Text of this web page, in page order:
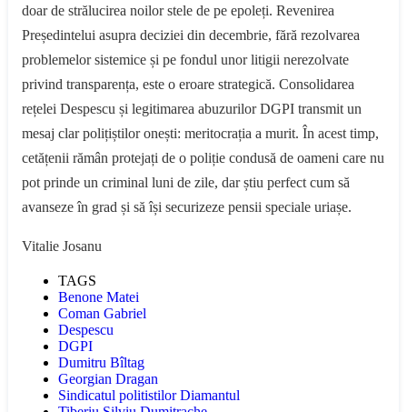
doar de strălucirea noilor stele de pe epoleți. Revenirea
Președintelui asupra deciziei din decembrie, fără rezolvarea
problemelor sistemice și pe fondul unor litigii nerezolvate
privind transparența, este o eroare strategică. Consolidarea
rețelei Despescu și legitimarea abuzurilor DGPI transmit un
mesaj clar polițiștilor onești: meritocrația a murit. În acest timp,
cetățenii rămân protejați de o poliție condusă de oameni care nu
pot prinde un criminal luni de zile, dar știu perfect cum să
avanseze în grad și să își securizeze pensii speciale uriașe.
Vitalie Josanu
TAGS
Benone Matei
Coman Gabriel
Despescu
DGPI
Dumitru Bîltag
Georgian Dragan
Sindicatul politistilor Diamantul